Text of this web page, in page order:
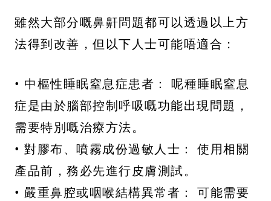
雖然大部分嘅鼻鼾問題都可以透過以上方
法得到改善，但以下人士可能唔適合：
• 中樞性睡眠窒息症患者： 呢種睡眠窒息
症是由於腦部控制呼吸嘅功能出現問題，
需要特別嘅治療方法。
• 對膠布、噴霧成份過敏人士： 使用相關
產品前，務必先進行皮膚測試。
• 嚴重鼻腔或咽喉結構異常者： 可能需要